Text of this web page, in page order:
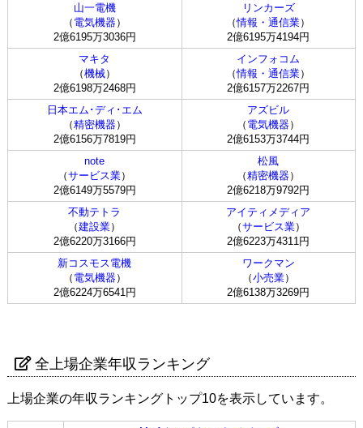
山一電機
（ 電気機器）
2億6195万3036円
リンカーズ
（情報・通信業）
2億6195万4194円
マキタ
（機械）
2億6198万2468円
インフォコム
（情報・通信業）
2億6157万2267円
日本エム･ディ･エム
（精密機器）
2億6156万7819円
アズビル
（ 電気機器）
2億6153万3744円
note
（サービス業）
2億6149万5579円
松風
（精密機器）
2億6218万9792円
不動テトラ
（建設業）
2億6220万3166円
アイティメディア
（サービス業）
2億6223万4311円
新コスモス電機
（ 電気機器）
2億6224万6541円
ワークマン
（小売業）
2億6138万3269円
全上場企業年収ランキング
上場企業の年収ランキングトップ10を表示しています。